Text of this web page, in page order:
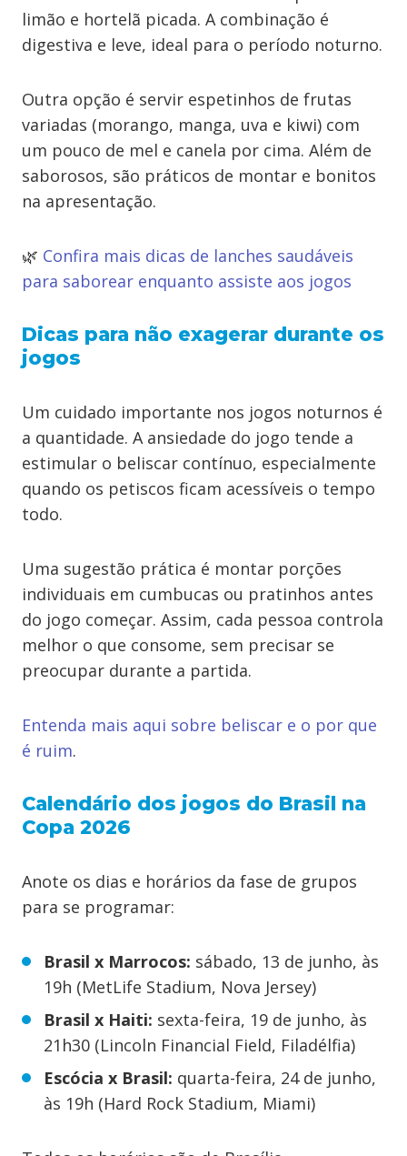
limão e hortelã picada. A combinação é
digestiva e leve, ideal para o período noturno.
Outra opção é servir espetinhos de frutas
variadas (morango, manga, uva e kiwi) com
um pouco de mel e canela por cima. Além de
saborosos, são práticos de montar e bonitos
na apresentação.
🌿 Confira mais dicas de lanches saudáveis
para saborear enquanto assiste aos jogos
Dicas para não exagerar durante os
jogos
Um cuidado importante nos jogos noturnos é
a quantidade. A ansiedade do jogo tende a
estimular o beliscar contínuo, especialmente
quando os petiscos ficam acessíveis o tempo
todo.
Uma sugestão prática é montar porções
individuais em cumbucas ou pratinhos antes
do jogo começar. Assim, cada pessoa controla
melhor o que consome, sem precisar se
preocupar durante a partida.
Entenda mais aqui sobre beliscar e o por que
é ruim.
Calendário dos jogos do Brasil na
Copa 2026
Anote os dias e horários da fase de grupos
para se programar:
Brasil x Marrocos: sábado, 13 de junho, às
19h (MetLife Stadium, Nova Jersey)
Brasil x Haiti: sexta-feira, 19 de junho, às
21h30 (Lincoln Financial Field, Filadélfia)
Escócia x Brasil: quarta-feira, 24 de junho,
às 19h (Hard Rock Stadium, Miami)